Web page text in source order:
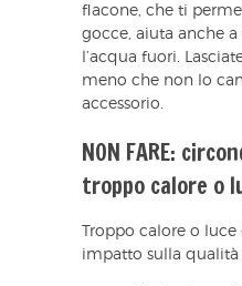
flacone, che ti
gocce, aiuta anche a
l’acqua fuori.
meno che non lo
accessorio.
NON FARE:
troppo calore o
Troppo calore o
impatto sulla qualità